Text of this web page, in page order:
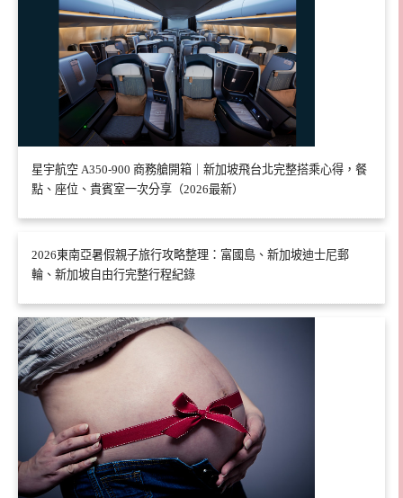
星宇航空 A350-900 商務艙開箱｜新加坡飛台北完整搭乘心得，餐
點、座位、貴賓室一次分享（2026最新）
2026東南亞暑假親子旅行攻略整理：富國島、新加坡迪士尼郵
輪、新加坡自由行完整行程紀錄